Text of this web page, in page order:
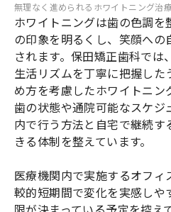
無理なく進められるホワイトニング治
ホワイトニングは歯の色調
の印象を明るくし、笑顔へ
されます。保田矯正歯科で
生活リズムを丁寧に把握した
め方を考慮したホワイトニン
歯の状態や通院可能なスケジ
内で行う方法と自宅で継続
きる体制を整えています。
医療機関内で実施するオフ
較的短期間で変化を実感しや